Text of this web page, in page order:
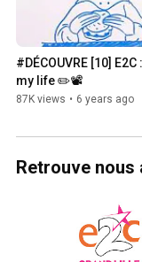
#DÉCOUVRE [10]
my life ✏️📽
87K views • 6 years ago
Retrouve nous